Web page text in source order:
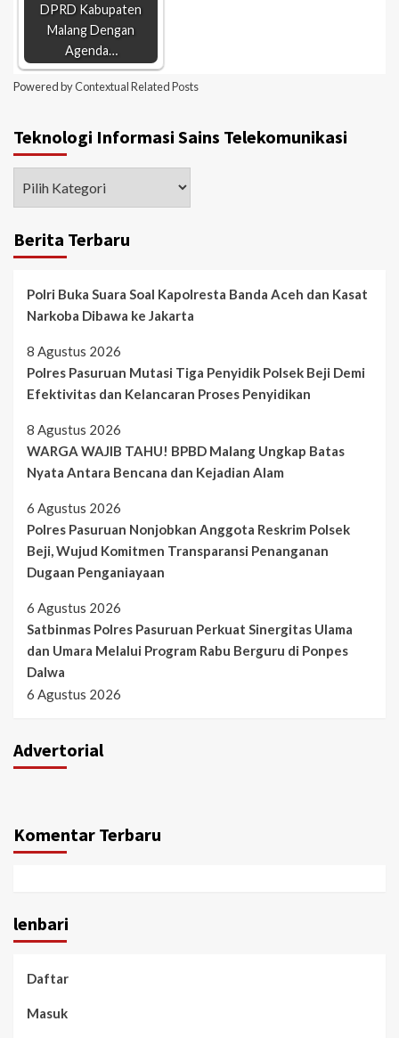
DPRD Kabupaten
Malang Dengan
Agenda…
Powered byContextual Related Posts
Teknologi Informasi Sains Telekomunikasi
Berita Terbaru
Polri Buka Suara Soal Kapolresta Banda Aceh dan Kasat
Narkoba Dibawa ke Jakarta
8 Agustus 2026
Polres Pasuruan Mutasi Tiga Penyidik Polsek Beji Demi
Efektivitas dan Kelancaran Proses Penyidikan
8 Agustus 2026
WARGA WAJIB TAHU! BPBD Malang Ungkap Batas
Nyata Antara Bencana dan Kejadian Alam
6 Agustus 2026
Polres Pasuruan Nonjobkan Anggota Reskrim Polsek
Beji, Wujud Komitmen Transparansi Penanganan
Dugaan Penganiayaan
6 Agustus 2026
Satbinmas Polres Pasuruan Perkuat Sinergitas Ulama
dan Umara Melalui Program Rabu Berguru di Ponpes
Dalwa
6 Agustus 2026
Advertorial
Komentar Terbaru
lenbari
Daftar
Masuk